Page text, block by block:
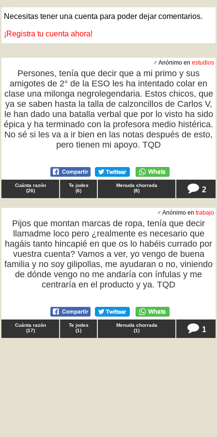
Necesitas tener una cuenta para poder dejar comentarios.
¡Registra tu cuenta ahora!
♂ Anónimo en estudios
Persones, tenía que decir que a mi primo y sus
amigotes de 2° de la ESO les ha intentado colar en
clase una milonga negrolegendaria. Estos chicos, que
ya se saben hasta la talla de calzoncillos de Carlos V,
le han dado una batalla verbal que por lo visto ha sido
épica y ha terminado con la profesora medio histérica.
No sé si les va a ir bien en las notas después de esto,
pero tienen mi apoyo. TQD
Cuánta razón
(26)
Te jodes
(6)
Menuda chorrada
(8) 2
♂ Anónimo en trabajo
Pijos que montan marcas de ropa, tenía que decir
llamadme loco pero ¿realmente es necesario que
hagáis tanto hincapié en que os lo habéis currado por
vuestra cuenta? Vamos a ver, yo vengo de buena
familia y no soy gilipollas, me ayudaran o no, viniendo
de dónde vengo no me andaría con ínfulas y me
centraría en el producto y ya. TQD
Cuánta razón
(17)
Te jodes
(1)
Menuda chorrada
(1) 1